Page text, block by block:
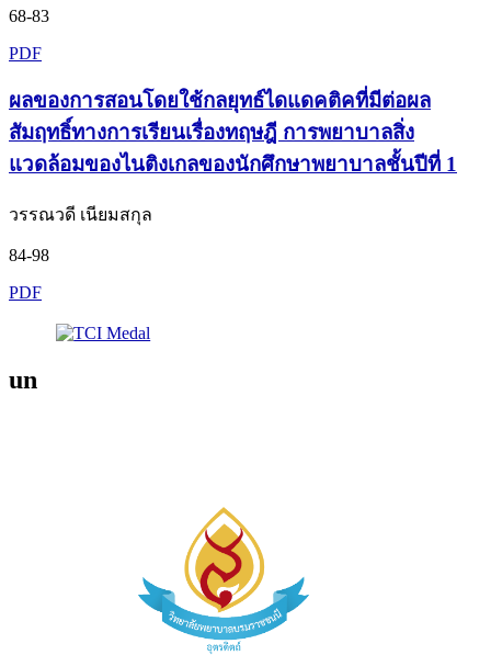
68-83
PDF
ผลของการสอนโดยใช้กลยุทธ์ไดแดคติคที่มีต่อผล
สัมฤทธิ์ทางการเรียนเรื่องทฤษฎี การพยาบาลสิ่ง
แวดล้อมของไนติงเกลของนักศึกษาพยาบาลชั้นปีที่ 1
วรรณวดี เนียมสกุล
84-98
PDF
un